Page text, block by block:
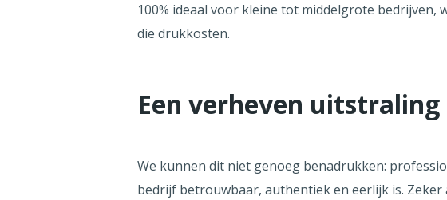
100% ideaal voor kleine tot middelgrote
die drukkosten.
Een verheven uitstraling
We kunnen dit niet genoeg benadrukken:
bedrijf betrouwbaar, authentiek en eerlijk is. Zeker